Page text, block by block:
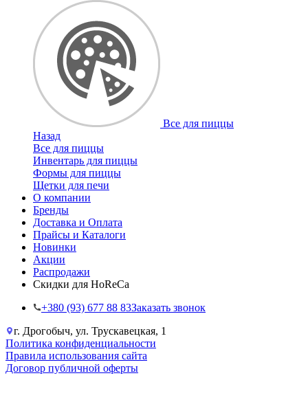
Все для пиццы
Назад
Все для пиццы
Инвентарь для пиццы
Формы для пиццы
Щетки для печи
О компании
Бренды
Доставка и Оплата
Прайсы и Каталоги
Новинки
Акции
Распродажи
Скидки для HoReCa
+38‎0 (93) 677 88 83Заказать звонок
г. Дрогобыч, ул. Трускавецкая, 1
Политика конфиденциальности
Правила использования сайта
Договор публичной оферты